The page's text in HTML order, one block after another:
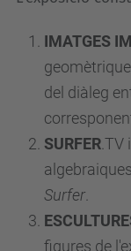
IMATGES
del diàleg
SURFER
Surfer
figures de